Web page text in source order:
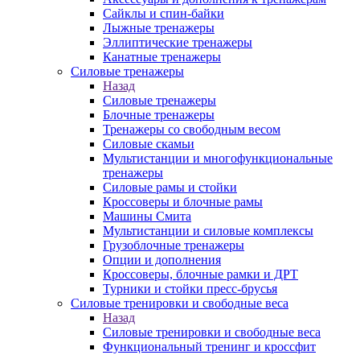
Сайклы и спин-байки
Лыжные тренажеры
Эллиптические тренажеры
Канатные тренажеры
Силовые тренажеры
Назад
Силовые тренажеры
Блочные тренажеры
Тренажеры со свободным весом
Силовые скамьи
Мультистанции и многофункциональные
тренажеры
Силовые рамы и стойки
Кроссоверы и блочные рамы
Машины Смита
Мультистанции и силовые комплексы
Грузоблочные тренажеры
Опции и дополнения
Кроссоверы, блочные рамки и ДРТ
Турники и стойки пресс-брусья
Силовые тренировки и свободные веса
Назад
Силовые тренировки и свободные веса
Функциональный тренинг и кроссфит